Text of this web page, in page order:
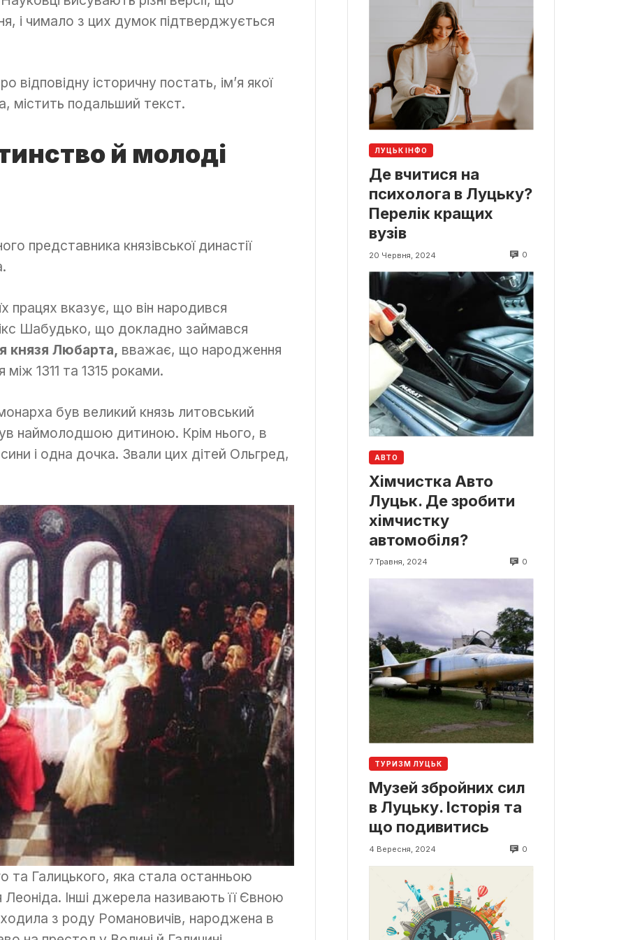
і чимало з цих думок підтверджується
відповідну історичну постать, ім’я якої
містить подальший текст.
й молоді
представника князівської династії
працях вказує, що він народився
Шабудько, що докладно займався
князя Любарта, вважає, що народження
1311 та 1315 роками.
був великий князь литовський
наймолодшою дитиною. Крім нього, в
і одна дочка. Звали цих дітей Ольгред,
та Галицького, яка стала останньою
Інші джерела називають її Євною
з роду Романовичів, народжена в
ЛУЦЬК ІНФО
Де вчитися на
психолога в Луцьку?
Перелік кращих
вузів
20 Червня, 2024 0
АВТО
Хімчистка Авто
Луцьк. Де зробити
хімчистку
автомобіля?
7 Травня, 2024 0
ТУРИЗМ ЛУЦЬК
Музей збройних сил
в Луцьку. Історія та
що подивитись
4 Вересня, 2024 0